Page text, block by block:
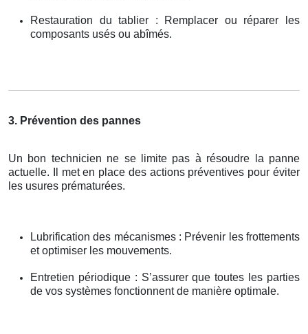
Restauration du tablier : Remplacer ou réparer les
composants usés ou abîmés.
3. Prévention des pannes
Un bon technicien ne se limite pas à résoudre la panne
actuelle. Il met en place des actions préventives pour éviter
les usures prématurées.
Lubrification des mécanismes : Prévenir les frottements
et optimiser les mouvements.
Entretien périodique : S’assurer que toutes les parties
de vos systèmes fonctionnent de manière optimale.